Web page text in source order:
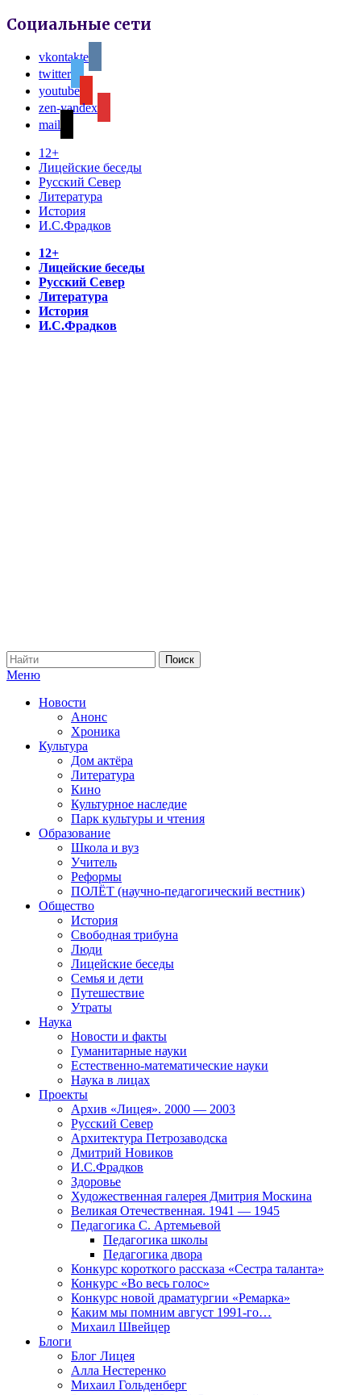
Социальные сети
vkontakte
twitter
youtube
zen-yandex
mail
12+
Лицейские беседы
Русский Север
Литература
История
И.С.Фрадков
12+
Лицейские беседы
Русский Север
Литература
История
И.С.Фрадков
Меню
Новости
Анонс
Хроника
Культура
Дом актёра
Литература
Кино
Культурное наследие
Парк культуры и чтения
Образование
Школа и вуз
Учитель
Реформы
ПОЛЁТ (научно-педагогический вестник)
Общество
История
Свободная трибуна
Люди
Лицейские беседы
Семья и дети
Путешествие
Утраты
Наука
Новости и факты
Гуманитарные науки
Естественно-математические науки
Наука в лицах
Проекты
Архив «Лицея». 2000 — 2003
Русский Север
Архитектура Петрозаводска
Дмитрий Новиков
И.С.Фрадков
Здоровье
Художественная галерея Дмитрия Москина
Великая Отечественная. 1941 — 1945
Педагогика С. Артемьевой
Педагогика школы
Педагогика двора
Конкурс короткого рассказа «Сестра таланта»
Конкурс «Во весь голос»
Конкурс новой драматургии «Ремарка»
Каким мы помним август 1991-го…
Михаил Швейцер
Блоги
Блог Лицея
Алла Нестеренко
Михаил Гольденберг